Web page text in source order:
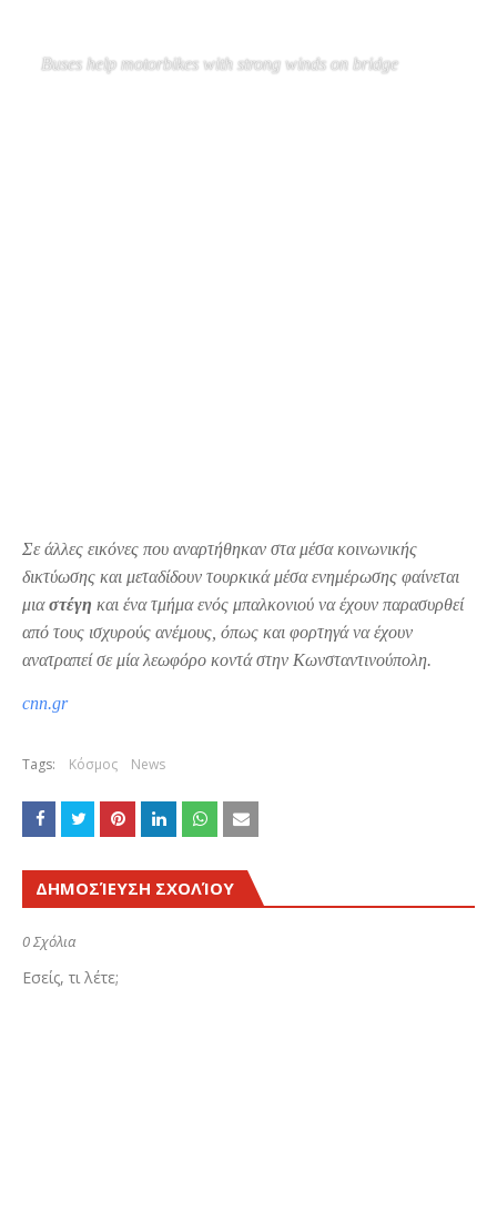
Buses help motorbikes with strong winds on bridge
Σε άλλες εικόνες που αναρτήθηκαν στα μέσα κοινωνικής
δικτύωσης και μεταδίδουν τουρκικά μέσα ενημέρωσης φαίνεται
μιαστέγη και ένα τμήμα ενός μπαλκονιού να έχουν παρασυρθεί
από τους ισχυρούς ανέμους, όπως και φορτηγά να έχουν
ανατραπεί σε μία λεωφόρο κοντά στην Κωνσταντινούπολη.
cnn.gr
Tags: Κόσμος News
ΔΗΜΟΣΊΕΥΣΗ ΣΧΟΛΊΟΥ
0 Σχόλια
Εσείς, τι λέτε;